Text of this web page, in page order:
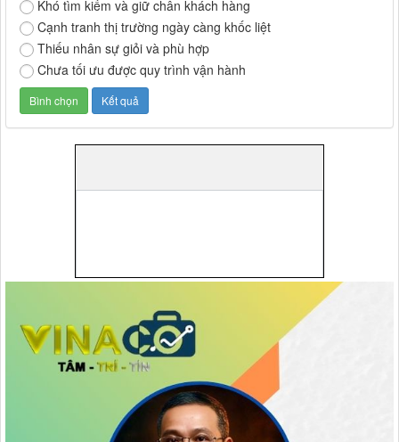
Khó tìm kiếm và giữ chân khách hàng
Cạnh tranh thị trường ngày càng khốc liệt
Thiếu nhân sự giỏi và phù hợp
Chưa tối ưu được quy trình vận hành